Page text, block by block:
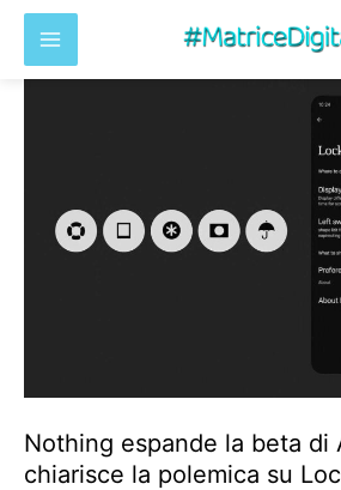
Nothing espande la beta di
chiarisce la polemica su